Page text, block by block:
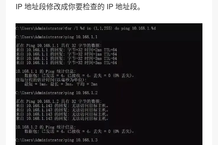
IP 地址段修改成你要检查的 IP 地址段。